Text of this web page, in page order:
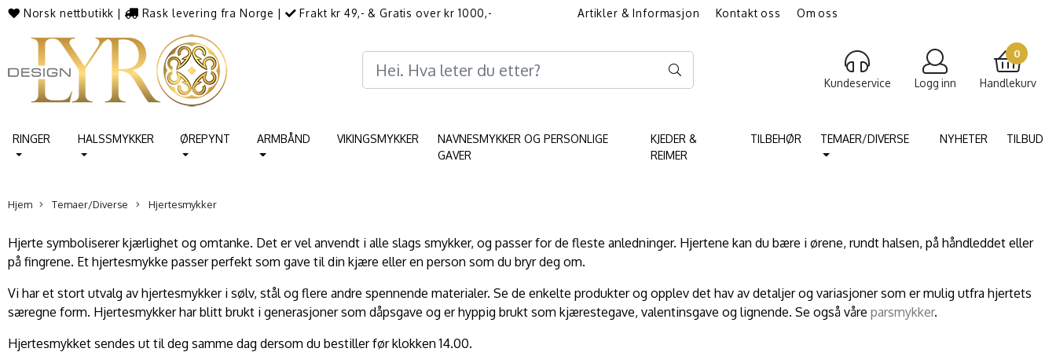
Norsk nettbutikk | Rask levering fra Norge | Frakt kr 49,- & Gratis over kr 1000,- Artikler & Informasjon Kontakt oss
Om oss
Kundeservice Logg inn
0
Handlekurv
RINGER HALSSMYKKER ØREPYNT ARMBÅND VIKINGSMYKKER
NAVNESMYKKER OG PERSONLIGE
GAVER
KJEDER &
REIMER
TILBEHØR TEMAER/DIVERSE NYHETER TILBUD
Hjem Temaer/Diverse Hjertesmykker
Hjerte symboliserer kjærlighet og omtanke. Det er vel anvendt i alle slags smykker, og passer for de fleste anledninger. Hjertene kan du bære i ørene, rundt halsen, på håndleddet eller
på fingrene. Et hjertesmykke passer perfekt som gave til din kjære eller en person som du bryr deg om.
Vi har et stort utvalg av hjertesmykker i sølv, stål og flere andre spennende materialer. Se de enkelte produkter og opplev det hav av detaljer og variasjoner som er mulig utfra hjertets
særegne form. Hjertesmykker har blitt brukt i generasjoner som dåpsgave og er hyppig brukt som kjærestegave, valentinsgave og lignende. Se også våre parsmykker.
Hjertesmykket sendes ut til deg samme dag dersom du bestiller før klokken 14.00.